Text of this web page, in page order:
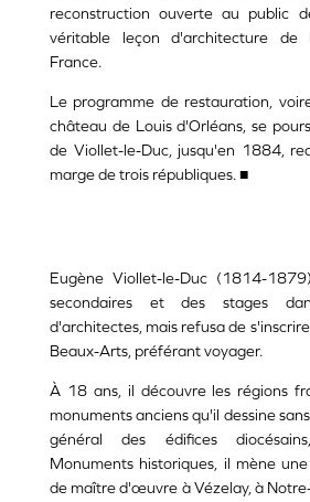
reconstruction ouverte au public
véritable leçon d'architecture de
France.
Le programme de restauration,
château de Louis d'Orléans, se
de Viollet-le-Duc, jusqu'en 1884,
marge de trois républiques. ■
Eugène Viollet-le-Duc (1814-
secondaires et des stages
d'architectes, mais refusa de
Beaux-Arts, préférant voyager.
À 18 ans, il découvre les régions
monuments anciens qu'il dessine
général des édifices
Monuments historiques, il mène
de maître d'œuvre à Vézelay, à